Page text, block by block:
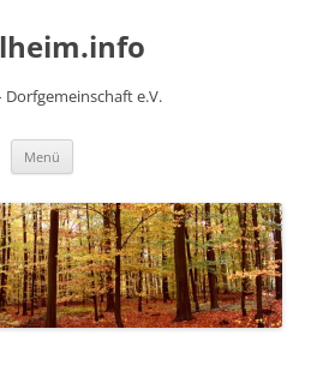
Dorfgemeinschaft e.V.
Menü